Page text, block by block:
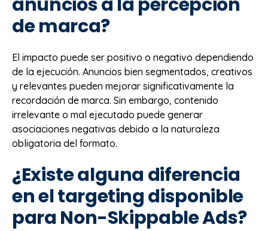
de marca?
El impacto puede ser positivo o negativo dependiendo
de la ejecución. Anuncios bien segmentados, creativos
y relevantes pueden mejorar significativamente la
recordación de marca. Sin embargo, contenido
irrelevante o mal ejecutado puede generar
asociaciones negativas debido a la naturaleza
obligatoria del formato.
¿Existe alguna diferencia
en el targeting disponible
para Non-Skippable Ads?